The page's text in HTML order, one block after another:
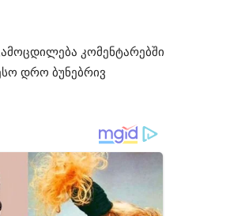
კომენტარებში
დრო ბუნებრივ